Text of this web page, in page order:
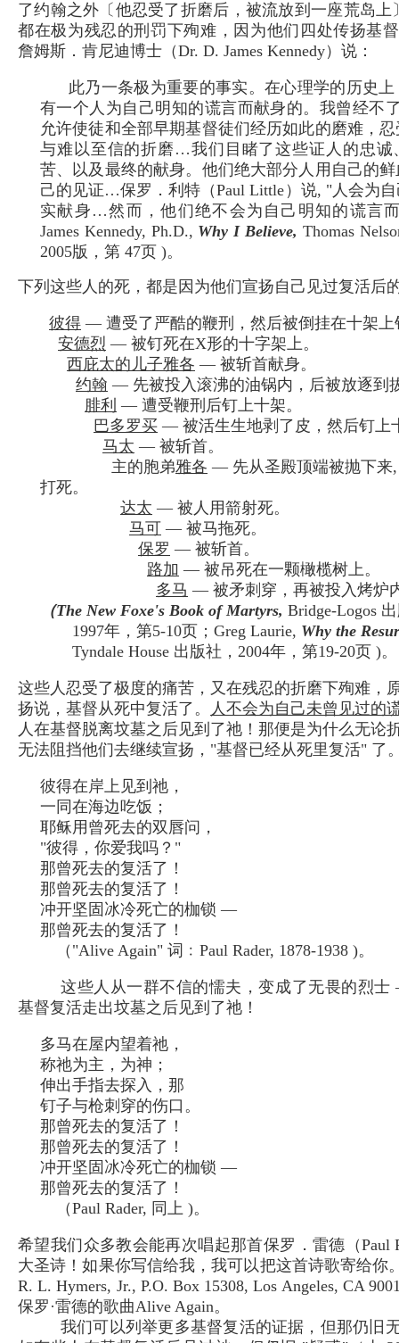
了约翰之外〔他忍受了折磨后，被流放到一座荒岛上
都在极为残忍的刑罚下殉难，因为他们四处传扬基
詹姆斯．肯尼迪博士（Dr. D. James Kennedy）说：
此乃一条极为重要的事实。在心理学的历史上
有一个人为自己明知的谎言而献身的。我曾经不
允许使徒和全部早期基督徒们经历如此的磨难，
与难以至信的折磨…我们目睹了这些证人的忠诚
苦、以及最终的献身。他们绝大部分人用自己的
己的见证…保罗．利特（Paul Little）说, "人会为
实献身…然而，他们绝不会为自己明知的谎言
James Kennedy, Ph.D., Why I Believe, Thomas
2005版，第 47页 )。
下列这些人的死，都是因为他们宣扬自己见过复活后
彼得 — 遭受了严酷的鞭刑，然后被倒挂在十架上
安德烈 — 被钉死在X形的十字架上。
西庇太的儿子雅各 — 被斩首献身。
约翰 — 先被投入滚沸的油锅内，后被放逐到
腓利 — 遭受鞭刑后钉上十架。
巴多罗买 — 被活生生地剥了皮，然后钉上
马太 — 被斩首。
主的胞弟雅各 — 先从圣殿顶端被抛下来
打死。
达太 — 被人用箭射死。
马可 — 被马拖死。
保罗 — 被斩首。
路加 — 被吊死在一颗橄榄树上。
多马 — 被矛刺穿，再被投入烤炉
（The New Foxe's Book of Martyrs, Bridge-Logos
1997年，第5-10页；Greg Laurie, Why the
Tyndale House 出版社，2004年，第19-20页 )。
这些人忍受了极度的痛苦，又在残忍的折磨下殉难，
扬说，基督从死中复活了。
人不会为自己未曾见过的
人在基督脱离坟墓之后见到了祂！那便是为什么无论
无法阻挡他们去继续宣扬，"基督已经从死里复活" 了
彼得在岸上见到祂，
一同在海边吃饭；
耶稣用曾死去的双唇问，
"彼得，你爱我吗？"
那曾死去的复活了！
那曾死去的复活了！
冲开坚固冰冷死亡的枷锁 —
那曾死去的复活了！
（"Alive Again" 词﹕Paul Rader, 1878-1938 )。
这些人从一群不信的懦夫，变成了无畏的烈
基督复活走出坟墓之后见到了祂！
多马在屋内望着祂，
称祂为主，为神；
伸出手指去探入，那
钉子与枪刺穿的伤口。
那曾死去的复活了！
那曾死去的复活了！
冲开坚固冰冷死亡的枷锁 —
那曾死去的复活了！
（Paul Rader, 同上 )。
希望我们众多教会能再次唱起那首保罗．雷德（Paul
大圣诗！如果你写信给我，我可以把这首诗歌寄给你
R. L. Hymers, Jr., P.O. Box 15308, Los Angeles, CA
保罗·雷德的歌曲Alive Again。
我们可以列举更多基督复活的证据，但那仍旧